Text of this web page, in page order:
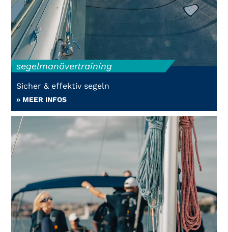
segelmanövertraining
Sicher & effektiv segeln
» MEER INFOS